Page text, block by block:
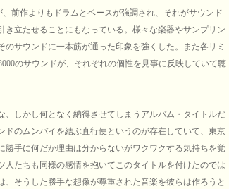
前作よりもドラムとベースが強調され、それがサウンド
立たせることにもなっている。様々な楽器やサンプリン
サウンドに一本筋が通った印象を強くした。また各リミ
のサウンドが、それぞれの個性を見事に反映していて聴
しかし何となく納得させてしまうアルバム・タイトルだ
のムンバイを結ぶ直行便というのが存在していて、東京
手に何だか理由は分からないがワクワクする気持ちを覚
人たちも同様の感情を抱いてこのタイトルを付けたのでは
そうした勝手な想像が尊重された音楽を彼らは作ろうと